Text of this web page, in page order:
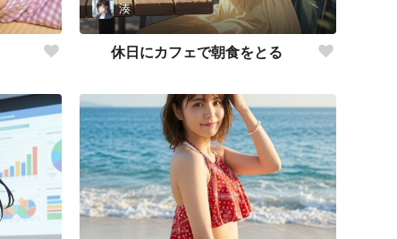
湊
休日にカフェで朝食をとる